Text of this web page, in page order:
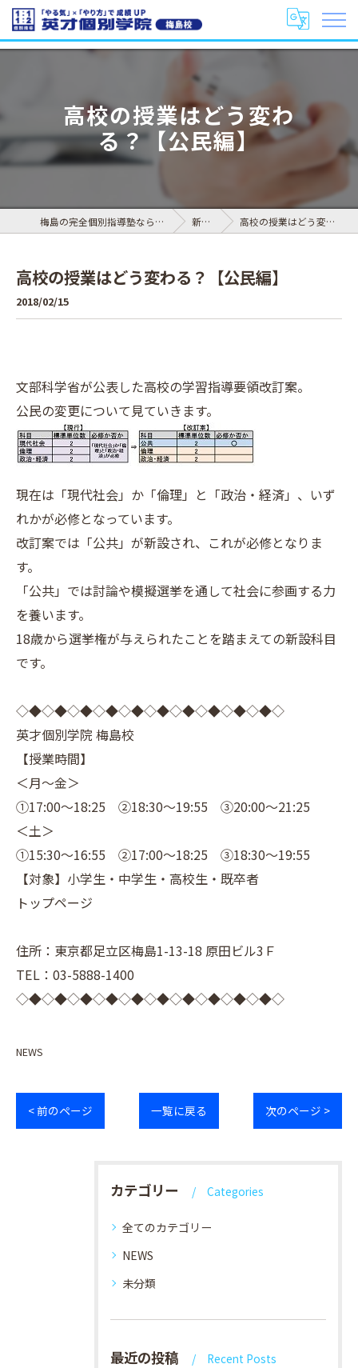
高校の授業はどう変わ
る？【公民編】
梅島の完全個別指導塾なら英才個別学院 梅島校 新着情報 高校の授業はどう変わる？【公民編】
高校の授業はどう変わる？【公民編】
2018/02/15
文部科学省が公表した高校の学習指導要領改訂案。
公民の変更について見ていきます。
現在は「現代社会」か「倫理」と「政治・経済」、いず
れかが必修となっています。
改訂案では「公共」が新設され、これが必修となりま
す。
「公共」では討論や模擬選挙を通して社会に参画する力
を養います。
18歳から選挙権が与えられたことを踏まえての新設科目
です。
◇◆◇◆◇◆◇◆◇◆◇◆◇◆◇◆◇◆◇◆◇
英才個別学院 梅島校
【授業時間】
＜月～金＞
①17:00～18:25 ②18:30～19:55 ③20:00～21:25
＜土＞
①15:30～16:55 ②17:00～18:25 ③18:30～19:55
【対象】小学生・中学生・高校生・既卒者
トップページ
住所：東京都足立区梅島1-13-18 原田ビル3Ｆ
TEL：03-5888-1400
◇◆◇◆◇◆◇◆◇◆◇◆◇◆◇◆◇◆◇◆◇
NEWS
< 前のページ 一覧に戻る 次のページ >
カテゴリー Categories
全てのカテゴリー
NEWS
未分類
最近の投稿 Recent Posts